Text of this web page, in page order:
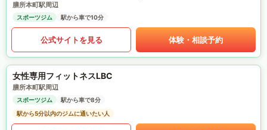
膳所本町駅周辺
スポーツジム 駅から車で10分
公式サイトを見る 体験・相談予約
女性専用フィットネスLBC
膳所本町駅周辺
スポーツジム
駅から車で8分
駅から5分以内のジムに通いたい人